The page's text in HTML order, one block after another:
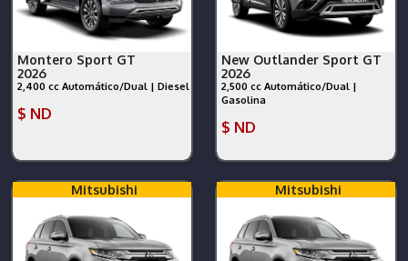
Montero Sport GT
2026
2,400 cc Automático/Dual | Diesel
$ ND
New Outlander Sport GT
2026
2,500 cc Automático/Dual |
Gasolina
$ ND
Mitsubishi Mitsubishi